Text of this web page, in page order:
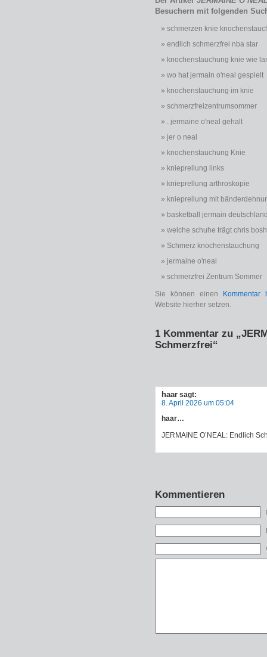
Besuchern mit folgenden
schmerzen knie
endlich schmerzfrei nba star
knochenstauchung knie wie
wo hat jermain o'neal gespielt
knochenstauchung im knie
schmerzfreizentrumsommer
. jermaine o'neal gehalt
jer o neal
knochenstauchung Knie
knieprellung links
knieprellung arthroskopie
knieprellung mit
basketball jermain
welche schuhe trägt chris bosh
Schmerz knochenstauchung
jermaine o'neal
schmerzfrei Zentrum Sommer
Sie können einen Kommentar
Website hierher setzen.
1 Kommentar zu
Schmerzfrei“
haar sagt:
8. April 2026 um 05:04
haar…
JERMAINE O’NEAL: Endlich
Kommentieren